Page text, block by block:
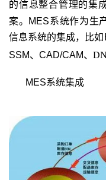
的信息整合管理的集
案。MES系统作为生
信息系统的集成，比
SSM、CAD/CAM、
MES系统集成